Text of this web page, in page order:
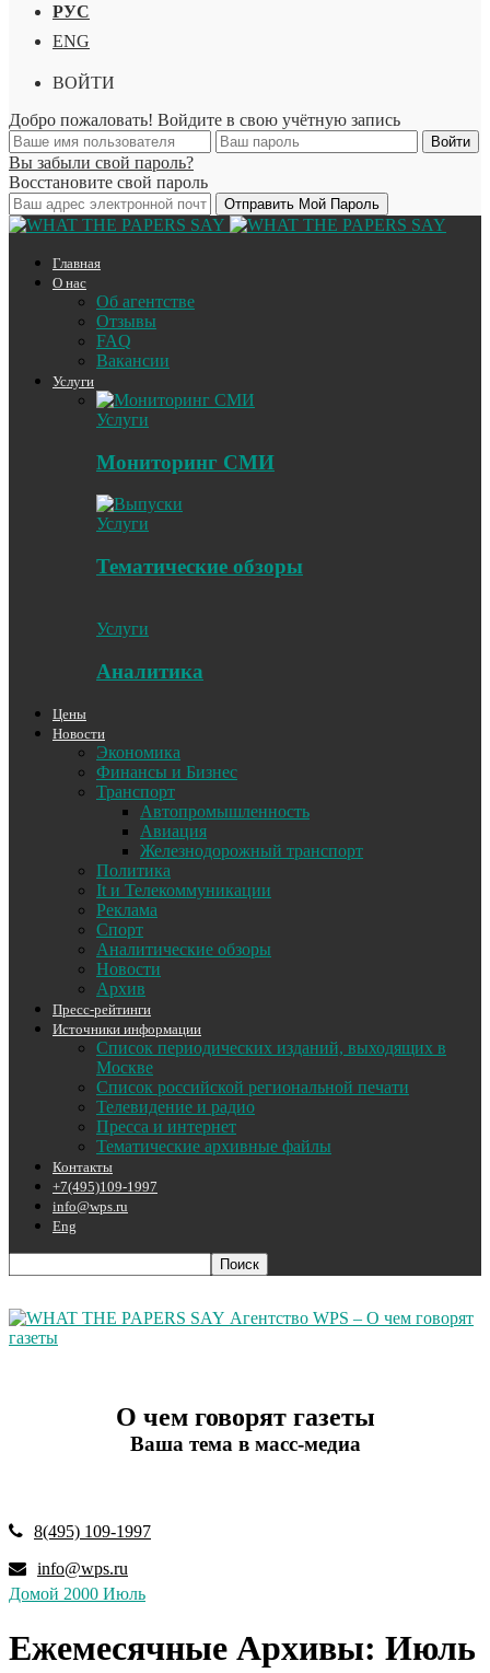
РУС
ENG
ВОЙТИ
Добро пожаловать! Войдите в свою учётную запись
Вы забыли свой пароль?
Восстановите свой пароль
Главная
О нас
Об агентстве
Отзывы
FAQ
Вакансии
Услуги
Услуги
Мониторинг СМИ
Услуги
Тематические обзоры
Услуги
Аналитика
Цены
Новости
Экономика
Финансы и Бизнес
Транспорт
Автопромышленность
Авиация
Железнодорожный транспорт
Политика
It и Телекоммуникации
Реклама
Спорт
Аналитические обзоры
Новости
Архив
Пресс-рейтинги
Источники информации
Список периодических изданий, выходящих в
Москве
Список российской региональной печати
Телевидение и радио
Пресса и интернет
Тематические архивные файлы
Контакты
+7(495)109-1997
info@wps.ru
Eng
Агентство WPS – О чем говорят
газеты
О чем говорят газеты
Ваша тема в масс-медиа
8(495) 109-1997
info@wps.ru
Домой 2000 Июль
Ежемесячные Архивы: Июль